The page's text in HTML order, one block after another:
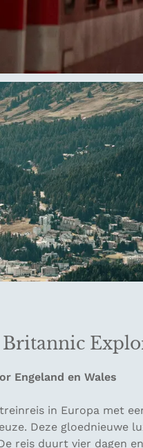
Britannic
Engeland en Wales
in Europa met
Deze gloednieuwe
reis duurt vier dagen